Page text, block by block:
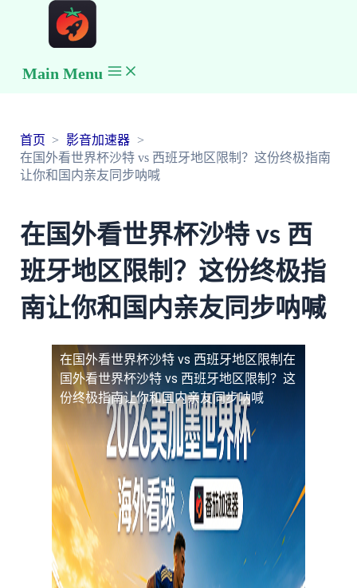
Main Menu
首页
影音加速器
在国外看世界杯沙特 vs 西班牙地区限制？这份终极指南
让你和国内亲友同步呐喊
在国外看世界杯沙特 vs 西
班牙地区限制？这份终极指
南让你和国内亲友同步呐喊
在国外看世界杯沙特 vs 西班牙地区限制 在
国外看世界杯沙特 vs 西班牙地区限制？这
份终极指南让你和国内亲友同步呐喊